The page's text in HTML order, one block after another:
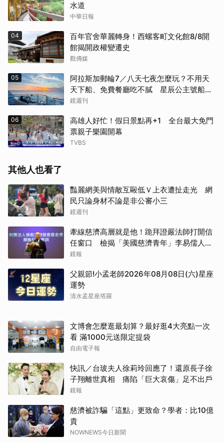
水道
中華日報
04
百年官舍華麗轉身！西螺客町文化館8/8開
館揭開政權變遷史
觀傳媒
05
阿拉斯加郵輪7／八天七夜怎麼玩？不用天
天下船、免費餐廳吃不膩 星辰公主號船上
一日生活公開
鏡週刊
06
高雄人好忙！假日景點再+1 全台最大免門
票親子樂園開幕
TVBS
其他人也看了
豔麗網美與情敵互毆低Ｖ上衣遭扯走光 網
民只論身材不論是非公審小三
鏡週刊
牽線慈濟高層就是他！跪拜證嚴法師打開信
任窗口 檢揭「美國慈濟青年」李易儒人脈
網絡
鏡報
父親節!小孟老師2026年08月08日(六)星座
運勢
清水孟星座塔羅
文博會怎麼逛最划算？最好逛4大亮點一次
看 滿1000元送限定提袋
自由電子報
快訊／台玻夫人徐莉玲回應了！還原長子徐
子翔離世真相 痛陷「巨大哀傷」足不出戶
鏡報
慈濟被詐騙「這點」更致命？學者：比10億
貴
NOWNEWS今日新聞